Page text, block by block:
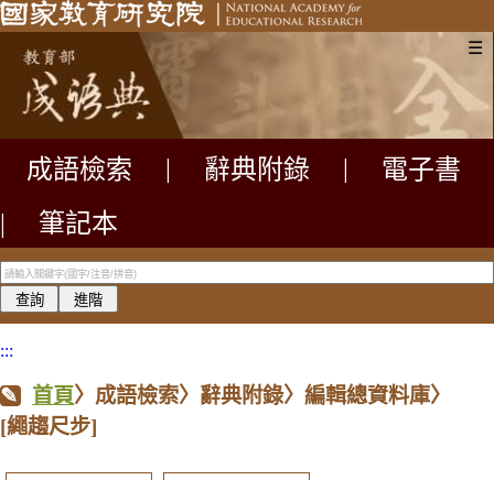
☰
成語檢索 辭典附錄
電子書
|
筆記本
:::
首頁〉成語檢索〉辭典附錄〉編輯總資料庫〉
[繩趨尺步]